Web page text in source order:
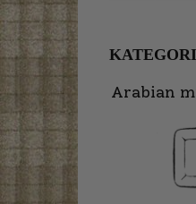
Arabian